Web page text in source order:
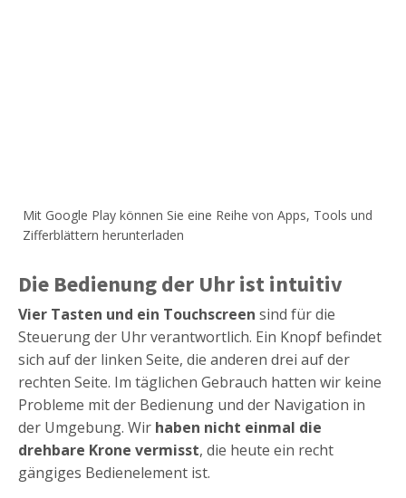
Mit Google Play können Sie eine Reihe von Apps, Tools und
Zifferblättern herunterladen
Die Bedienung der Uhr ist intuitiv
Vier Tasten und ein Touchscreen sind für die
Steuerung der Uhr verantwortlich. Ein Knopf befindet
sich auf der linken Seite, die anderen drei auf der
rechten Seite. Im täglichen Gebrauch hatten wir keine
Probleme mit der Bedienung und der Navigation in
der Umgebung. Wir haben nicht einmal die
drehbare Krone vermisst, die heute ein recht
gängiges Bedienelement ist.